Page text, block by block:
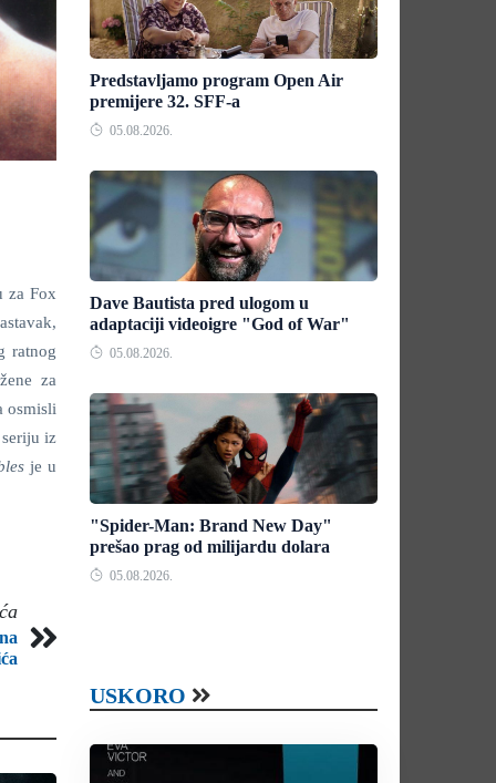
za Fox
ratnog
za
osmisli
iz
je u
Predstavljamo program Open Air
premijere 32. SFF-a
05.08.2026.
Dave Bautista pred ulogom u
adaptaciji videoigre "God of War"
05.08.2026.
"Spider-Man: Brand New Day"
prešao prag od milijardu dolara
05.08.2026.
USKORO